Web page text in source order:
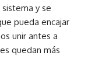
y se
pueda encajar
unir antes a
quedan más